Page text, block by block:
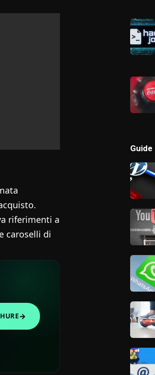
riferimenti a
caroselli di
→
Guide